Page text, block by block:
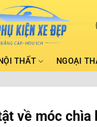
THẤT NGOẠI
về móc chìa